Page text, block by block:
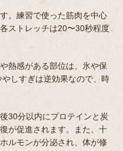
。練習で使った筋肉を中心
ストレッチは20〜30秒程度
熱感がある部位は、氷や保
しすぎは逆効果なので、時
30分以内にプロテインと炭
が促進されます。また、十
ルモンが分泌され、体が修